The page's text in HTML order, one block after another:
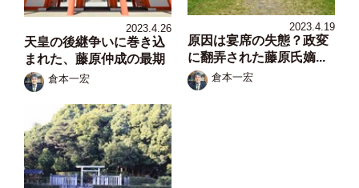
2023.4.26
天皇の後継争いに巻き込
まれた、藤原仲成の最期
倉本一宏
2023.4.19
原因は宴席の失態？政変
に翻弄された藤原氏嫡...
倉本一宏